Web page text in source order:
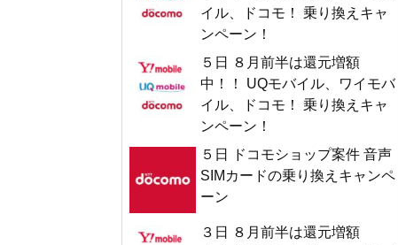
イル、ドコモ！ 乗り換えキャ
ンペーン！
５日 ８月前半は還元増額
中！！ UQモバイル、ワイモバ
イル、ドコモ！ 乗り換えキャ
ンペーン！
５日 ドコモショップ案件 音声
SIMカードの乗り換えキャンペ
ーン
３日 ８月前半は還元増額